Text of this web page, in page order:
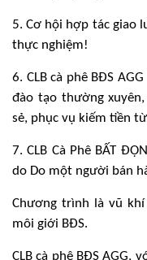
5. Cơ hội hợp tác giao
thực nghiệm!
6. CLB cà phê BĐS
đào tạo thường
sẻ, phục vụ kiếm tiền
7. CLB Cà Phê BẤT
do Do một người bán
Chương trình là vũ
môi giới BĐS.
CLB cà phê BĐS AGG,